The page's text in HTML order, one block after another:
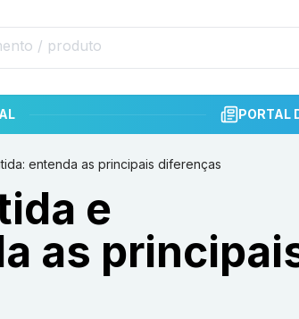
PORTAL
entenda as principais diferenças
e
as